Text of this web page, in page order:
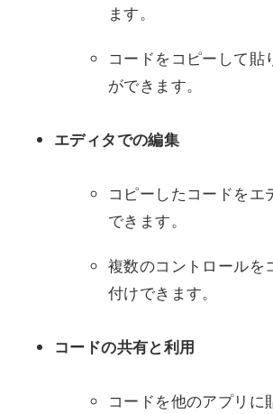
ます。
コードをコピーして貼
ができます。
エディタでの編集
コピーしたコードをエ
できます。
複数のコントロールを
付けできます。
コードの共有と利用
コードを他のアプリに